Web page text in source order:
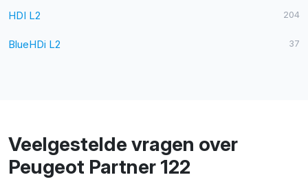
HDI L2 204
BlueHDi L2 37
Veelgestelde vragen over
Peugeot Partner 122